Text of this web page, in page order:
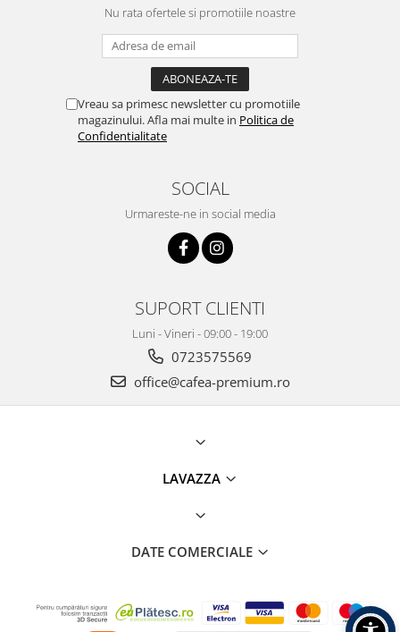
Nu rata ofertele si promotiile noastre
Vreau sa primesc newsletter cu promotiile
magazinului. Afla mai multe in Politica de
Confidentialitate
SOCIAL
Urmareste-ne in social media
SUPORT CLIENTI
Luni - Vineri - 09:00 - 19:00
0723575569
office@cafea-premium.ro
LAVAZZA
DATE COMERCIALE